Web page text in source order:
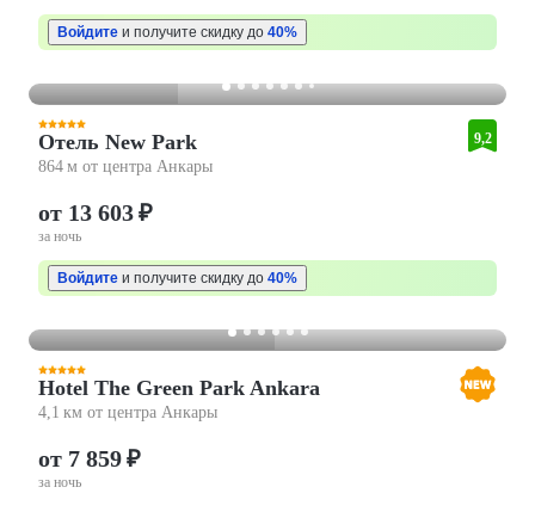
Войдите и получите скидку до 40%
Отель New Park
864 м от центра Анкары
9,2
от 13 603 ₽
за ночь
Войдите и получите скидку до 40%
Hotel The Green Park Ankara
4,1 км от центра Анкары
от 7 859 ₽
за ночь